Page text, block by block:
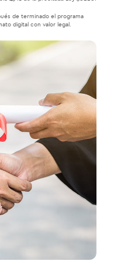
de terminado el programa
digital con valor legal.